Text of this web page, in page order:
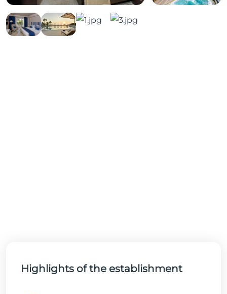
Highlights of the establishment